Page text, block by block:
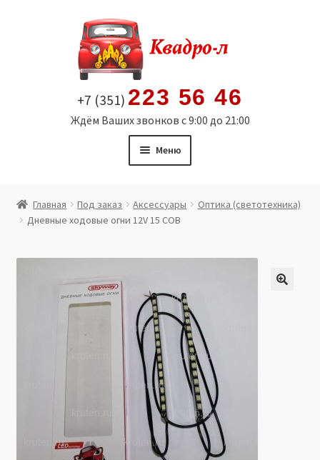
содержимому
+7 (351) 223 56 46
Ждём Ваших звонков с 9:00 до 21:00
Меню
Витрина
Мой аккаунт
Политика в отношении обработки персональных
Юридические данные
Главная Под заказ Аксессуары
Оптика (светотехника)
Дневные ходовые огни 12V 15 COB